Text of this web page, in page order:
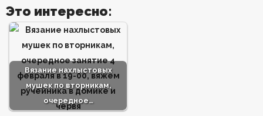
Это интересно:
Вязание нахлыстовых
мушек по вторникам,
очередное…